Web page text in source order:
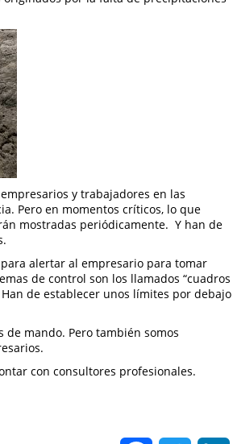
y trabajadores en las
Pero en momentos críticos, lo que
mostradas periódicamente. Y han de
alertar al empresario para tomar
de control son los llamados “cuadros
de establecer unos límites por debajo
mando. Pero también somos
con consultores profesionales.